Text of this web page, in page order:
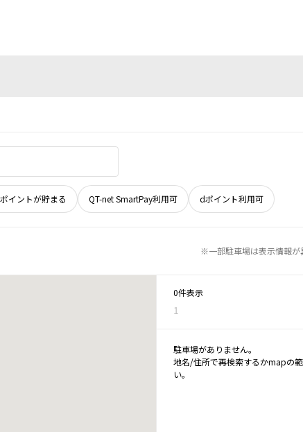
イントが貯まる QT-net SmartPay利用可 dポイント利用可
※一部駐車場は表示情報が
0件表示
1
駐車場がありません。
地名/住所で再検索するかmapの
い。